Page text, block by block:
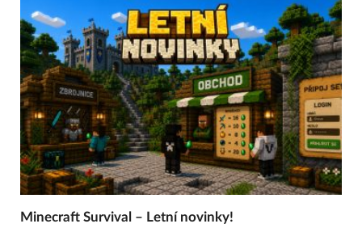
Minecraft Survival – Letní novinky!